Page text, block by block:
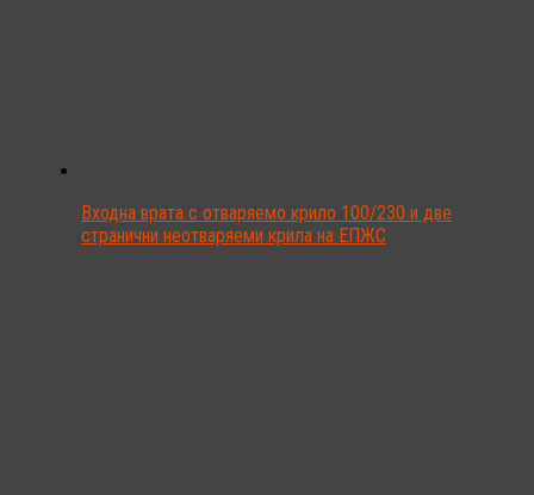
Входна врата с отваряемо крило 100/230 и две
странични неотваряеми крила на ЕПЖС